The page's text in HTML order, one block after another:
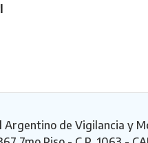
Argentino de Vigilancia y